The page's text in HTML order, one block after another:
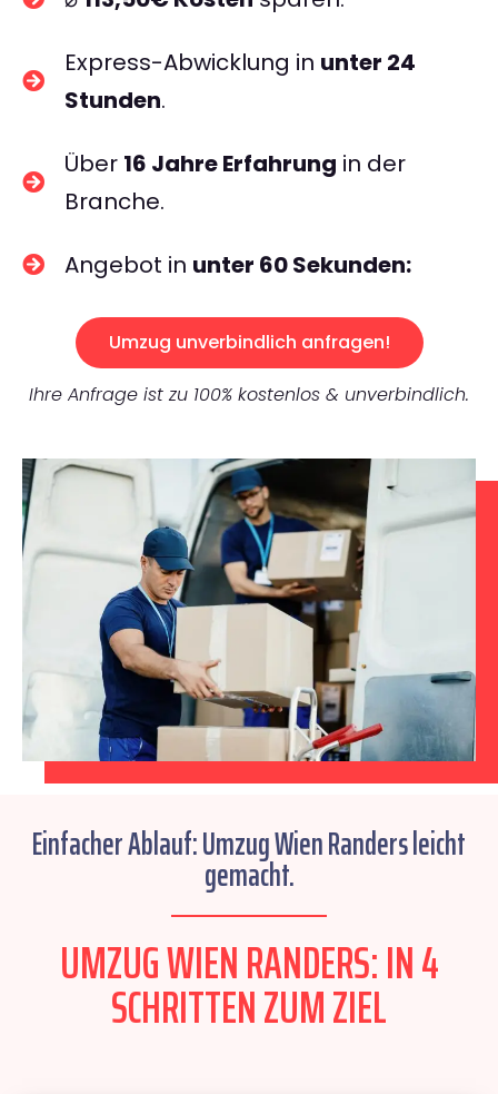
Express-Abwicklung in unter 24
Stunden.
Über 16 Jahre Erfahrung in der
Branche.
Angebot in unter 60 Sekunden:
Umzug unverbindlich anfragen!
Ihre Anfrage ist zu 100% kostenlos & unverbindlich.
Einfacher Ablauf: Umzug Wien Randers leicht
gemacht.
UMZUG WIEN RANDERS: IN 4
SCHRITTEN ZUM ZIEL